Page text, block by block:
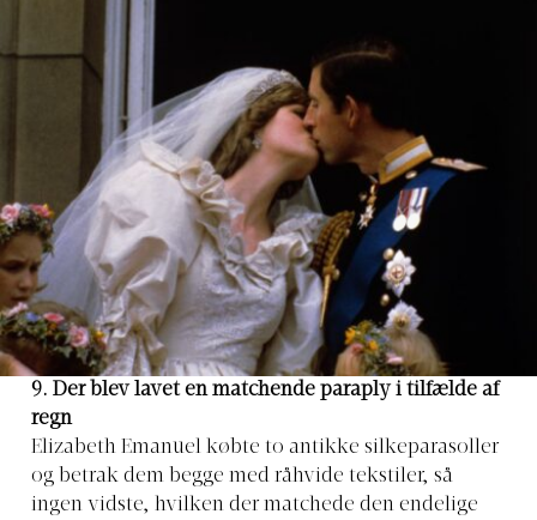
9. Der blev lavet en matchende paraply i tilfælde af
regn
Elizabeth Emanuel købte to antikke silkeparasoller
og betrak dem begge med råhvide tekstiler, så
ingen vidste, hvilken der matchede den endelige